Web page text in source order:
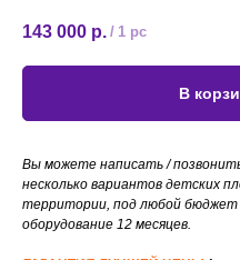
143 000 р. / 1 pc
В
Вы можете написать /
несколько вариантов детских
территории, под любой бюджет
оборудование 12 месяцев.